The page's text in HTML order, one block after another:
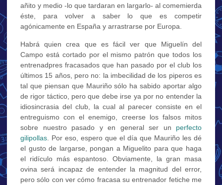
añito y medio -lo que tardaran en largarlo- al comemierda
éste, para volver a saber lo que es competir
agónicamente en España y arrastrarse por Europa.
Habrá quien crea que es fácil ver que Miguelín del
Campo está cortado por el mismo patrón que todos los
entrenadpres fracasados que han pasado por el club los
últimos 15 años, pero no: la imbecilidad de los piperos es
tal que piensan que Mauriño sólo ha sabido aportar algo
de rigor táctico, pero que debe irse ya por no entender la
idiosincrasia del club, la cual al parecer consiste en el
entreguismo con el enemigo, creerse los falsos mitos
sobre nuestro pasado y en general ser un perfecto
gilipollas . Por eso, espero que el día que Mauriño les dé
el gusto de largarse, pongan a Miguelito para que haga
el ridículo más espantoso. Obviamente, la gran masa
ovina será incapaz de entender la magnitud del error,
pero sólo con ver cómo fracasa su entrenador fetiche me